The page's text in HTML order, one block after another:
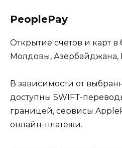
PeoplePay
Открытие счетов и карт
Молдовы, Азербайджана,
В зависимости от
доступны SWIFT-
границей, сервисы
онлайн-платежи.